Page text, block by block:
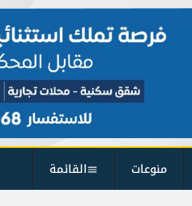
منوعات القائمة